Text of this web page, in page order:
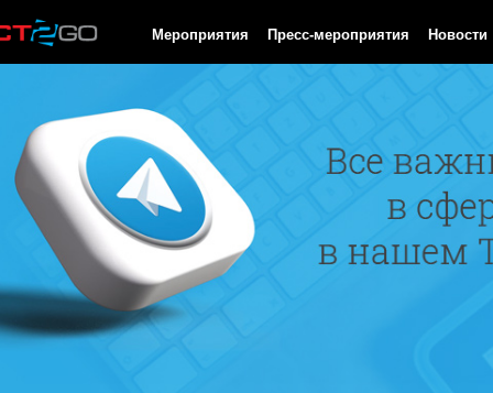
Мероприятия Пресс-мероприятия Новости